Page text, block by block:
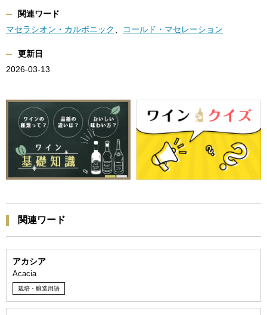
関連ワード
マセラシオン・カルボニック
コールド・マセレーション
更新日
2026-03-13
関連ワード
アカシア
Acacia
栽培・醸造用語